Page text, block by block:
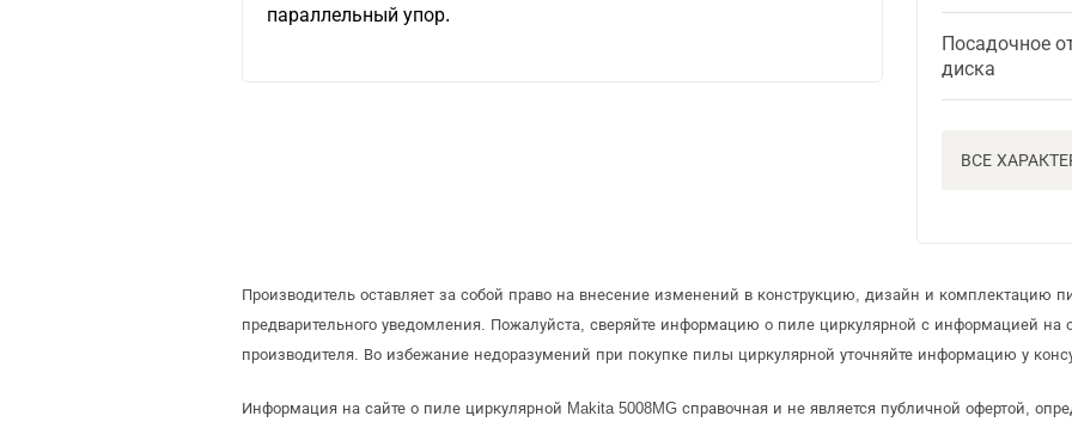
Посадочное
диска
ВСЕ
параллельный упор.
Производитель оставляет за собой право на внесение изменений в конструкцию, дизайн и комплектацию
предварительного уведомления. Пожалуйста, сверяйте информацию о пиле циркулярной с информацией
производителя. Во избежание недоразумений при покупке пилы циркулярной уточняйте информацию у
Информация на сайте о пиле циркулярной Makita 5008MG справочная и не является публичной офертой,